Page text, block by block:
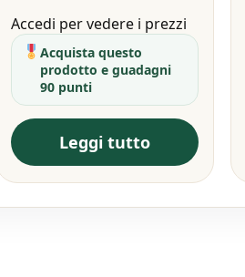
Accedi per vedere i prezzi
Acquista questo
prodotto e guadagni
90 punti
Leggi tutto